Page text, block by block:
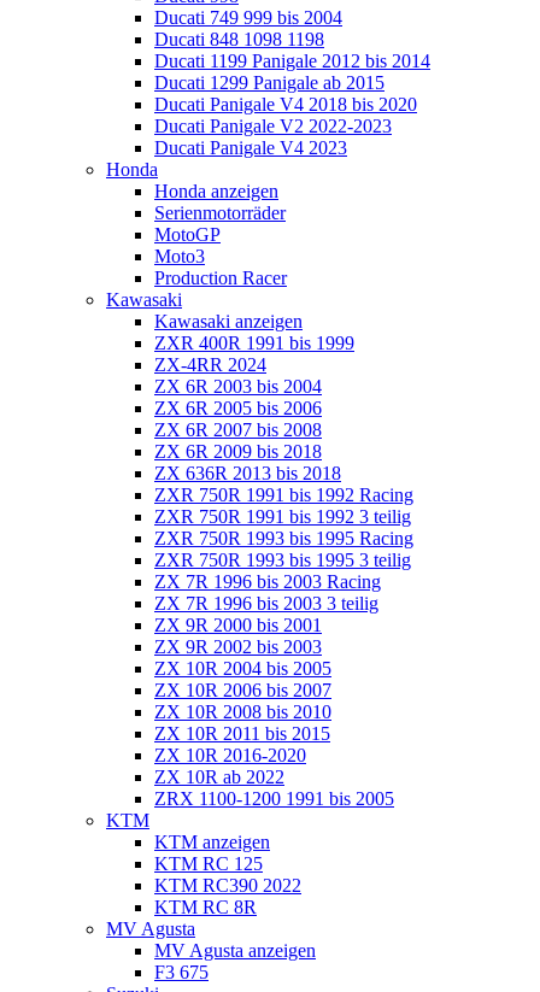
Ducati 749 999 bis 2004
Ducati 848 1098 1198
Ducati 1199 Panigale 2012 bis 2014
Ducati 1299 Panigale ab 2015
Ducati Panigale V4 2018 bis 2020
Ducati Panigale V2 2022-2023
Ducati Panigale V4 2023
Honda
Honda anzeigen
Serienmotorräder
MotoGP
Moto3
Production Racer
Kawasaki
Kawasaki anzeigen
ZXR 400R 1991 bis 1999
ZX-4RR 2024
ZX 6R 2003 bis 2004
ZX 6R 2005 bis 2006
ZX 6R 2007 bis 2008
ZX 6R 2009 bis 2018
ZX 636R 2013 bis 2018
ZXR 750R 1991 bis 1992 Racing
ZXR 750R 1991 bis 1992 3 teilig
ZXR 750R 1993 bis 1995 Racing
ZXR 750R 1993 bis 1995 3 teilig
ZX 7R 1996 bis 2003 Racing
ZX 7R 1996 bis 2003 3 teilig
ZX 9R 2000 bis 2001
ZX 9R 2002 bis 2003
ZX 10R 2004 bis 2005
ZX 10R 2006 bis 2007
ZX 10R 2008 bis 2010
ZX 10R 2011 bis 2015
ZX 10R 2016-2020
ZX 10R ab 2022
ZRX 1100-1200 1991 bis 2005
KTM
KTM anzeigen
KTM RC 125
KTM RC390 2022
KTM RC 8R
MV Agusta
MV Agusta anzeigen
F3 675